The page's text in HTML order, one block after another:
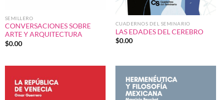
SEMILLERO
CONVERSACIONES SOBRE
ARTE Y ARQUITECTURA
$0.00
CUADERNOS DEL SEMINARIO
LAS EDADES DEL CEREBRO
$0.00